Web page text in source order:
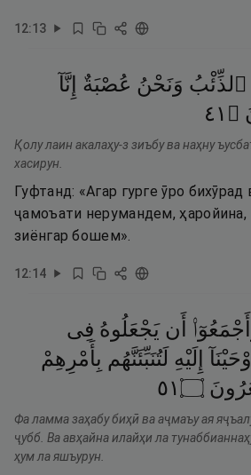
12:13
ٱلذِّئْبُ وَنَحْنُ عُصْبَةٌ إِنَّآ
۝ ١٤
Қолу лаин акалаҳу-з зиъбу ва наҳну
хасирун.
Гуфтанд: «Агар гурге ӯро
ҷамоъати нерумандем,
зиёнгар бошем».
12:14
أَن يَجْعَلُوهُ فِى
إِلَيْهِ لَتُنَبِّئَنَّهُم بِأَمْرِهِمْ
۝١٥
Фа ламма заҳабу биҳӣ ва аҷмаъу ая
ҷубб. Ва авҳайна илайҳи ла
ҳум ла яшъурун.